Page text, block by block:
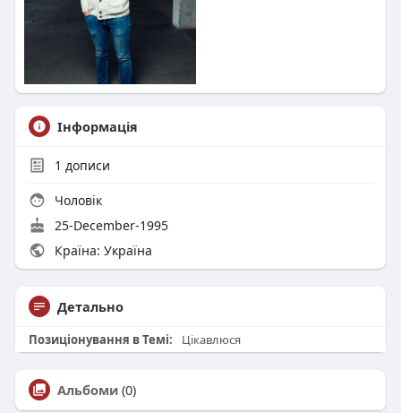
Інформація
1 дописи
Чоловік
25-December-1995
Країна: Україна
Детально
Позиціонування в Темі: Цікавлюся
Альбоми (0)